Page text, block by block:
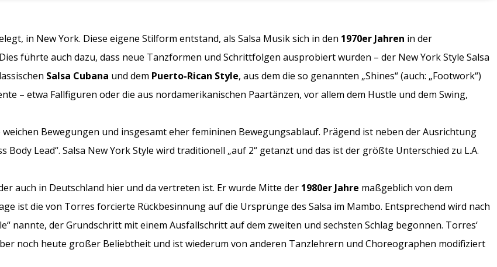
in New York. Diese eigene Stilform entstand, als Salsa Musik sich in den 1970er Jahren in der
führte auch dazu, dass neue Tanzformen und Schrittfolgen ausprobiert wurden – der New York Style Salsa
Salsa Cubana und dem Puerto-Rican Style, aus dem die so genannten „Shines“ (auch: „Footwork“)
– etwa Fallfiguren oder die aus nordamerikanischen Paartänzen, vor allem dem Hustle und dem Swing,
Bewegungen und insgesamt eher femininen Bewegungsablauf. Prägend ist neben der Ausrichtung
Lead“. Salsa New York Style wird traditionell „auf 2“ getanzt und das ist der größte Unterschied zu L.A.
auch in Deutschland hier und da vertreten ist. Er wurde Mitte der 1980er Jahre maßgeblich von dem
ist die von Torres forcierte Rückbesinnung auf die Ursprünge des Salsa im Mambo. Entsprechend wird nach
nannte, der Grundschritt mit einem Ausfallschritt auf dem zweiten und sechsten Schlag begonnen. Torres‘
noch heute großer Beliebtheit und ist wiederum von anderen Tanzlehrern und Choreographen modifiziert